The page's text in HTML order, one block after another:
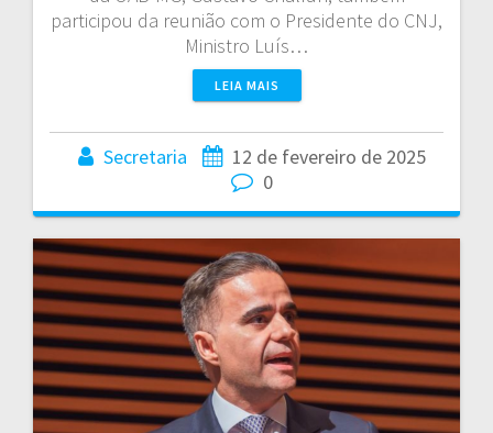
participou da reunião com o Presidente do CNJ,
Ministro Luís…
LEIA MAIS
Secretaria
12 de fevereiro de 2025
0